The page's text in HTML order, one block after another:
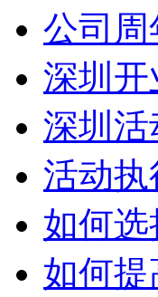
公司
深圳
深圳
活动
如何
如何